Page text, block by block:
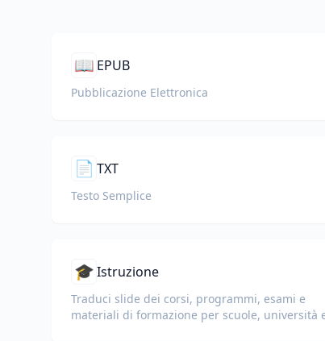
📖 EPUB
Pubblicazione Elettronica
📄 TXT
Testo Semplice
🎓Istruzione
Traduci slide dei corsi, programmi, esami e
materiali di formazione per scuole, università